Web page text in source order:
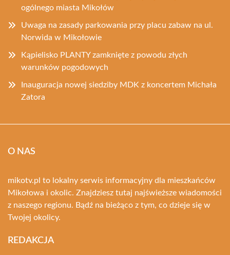
ogólnego miasta Mikołów
Uwaga na zasady parkowania przy placu zabaw na ul.
Norwida w Mikołowie
Kąpielisko PLANTY zamknięte z powodu złych
warunków pogodowych
Inauguracja nowej siedziby MDK z koncertem Michała
Zatora
O NAS
mikotv.pl to lokalny serwis informacyjny dla mieszkańców
Mikołowa i okolic. Znajdziesz tutaj najświeższe wiadomości
z naszego regionu. Bądź na bieżąco z tym, co dzieje się w
Twojej okolicy.
REDAKCJA